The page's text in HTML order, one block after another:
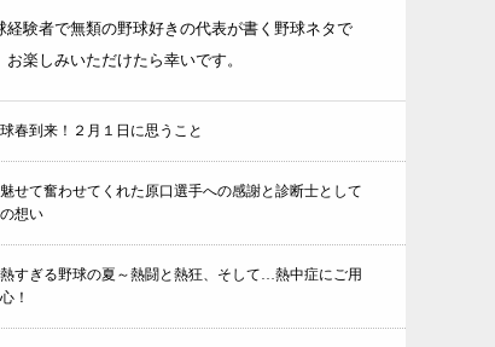
経験者で無類の野球好きの代表が書く野球ネタで
お楽しみいただけたら幸いです。
球春到来！２月１日に思うこと
魅せて奮わせてくれた原口選手への感謝と診断士として
の想い
熱すぎる野球の夏～熱闘と熱狂、そして…熱中症にご用
心！